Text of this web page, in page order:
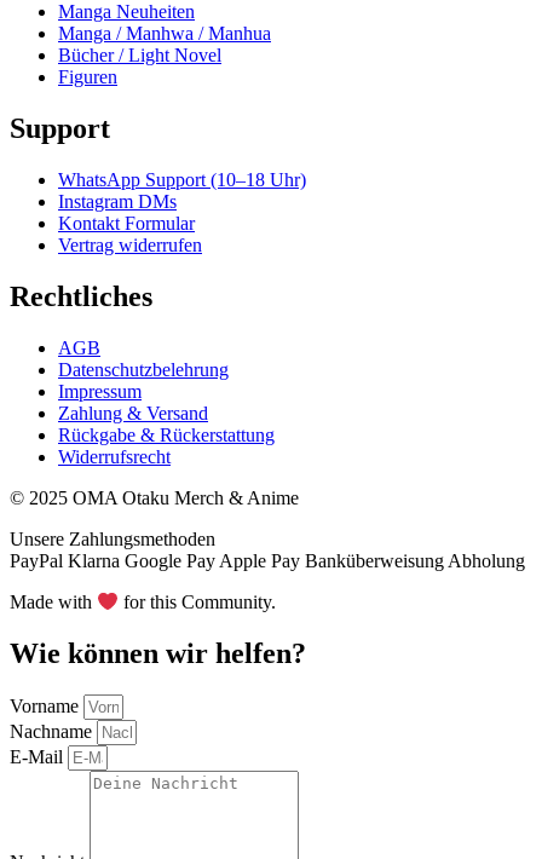
Manga Neuheiten
Manga / Manhwa / Manhua
Bücher / Light Novel
Figuren
Support
WhatsApp Support (10–18 Uhr)
Instagram DMs
Kontakt Formular
Vertrag widerrufen
Rechtliches
AGB
Datenschutzbelehrung
Impressum
Zahlung & Versand
Rückgabe & Rückerstattung
Widerrufsrecht
© 2025 OMA Otaku Merch & Anime
Unsere Zahlungsmethoden
PayPal Klarna Google Pay Apple Pay Banküberweisung Abholung
Made with for this Community.
Wie können wir helfen?
Vorname
Nachname
E-Mail